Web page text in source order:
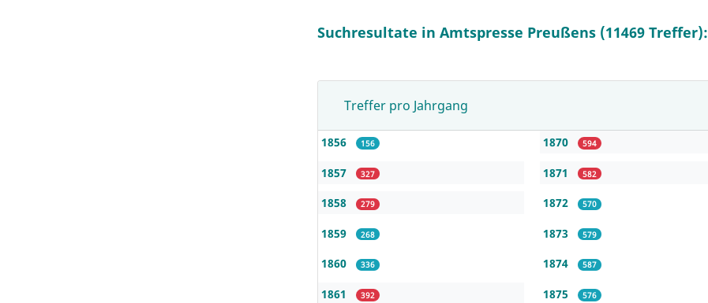
Suchresultate in Amtspresse Preußens (11469 Treffer):
Treffer pro Jahrgang
1856 156
1857 327
1858 279
1859 268
1860 336
1861 392
1870 594
1871 582
1872 570
1873 579
1874 587
1875 576